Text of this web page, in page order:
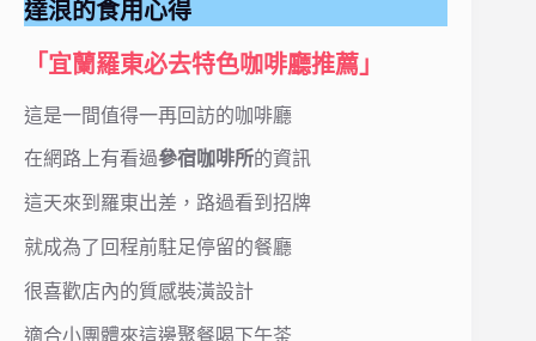
達浪的食用心得
「宜蘭羅東必去特色咖啡廳推薦」
這是一間值得一再回訪的咖啡廳
在網路上有看過參宿咖啡所的資訊
這天來到羅東出差，路過看到招牌
就成為了回程前駐足停留的餐廳
很喜歡店內的質感裝潢設計
適合小團體來這邊聚餐喝下午茶